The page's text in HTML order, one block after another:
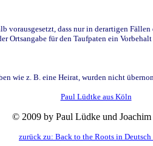
dass nur in derartigen
für den Taufpaten ein
wie z. B. eine Heirat, wurden nicht
Paul Lüdtke aus Köln
© 2009 by Paul Lüdke und Joachim
zurück zu: Back to the Roots in Deutsch